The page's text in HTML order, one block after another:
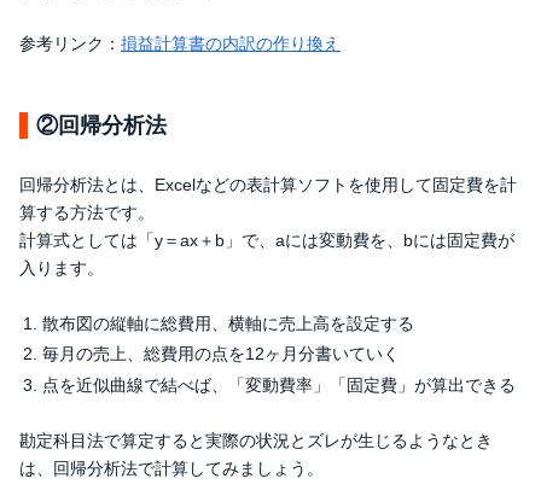
参考リンク： 損益計算書の内訳の作り換え
②回帰分析法
回帰分析法とは、Excelなどの表計算ソフトを使用して固定費を計
算する方法です。
計算式としては「y＝ax＋b」で、aには変動費を、bには固定費が
入ります。
散布図の縦軸に総費用、横軸に売上高を設定する
毎月の売上、総費用の点を12ヶ月分書いていく
点を近似曲線で結べば、「変動費率」「固定費」が算出できる
勘定科目法で算定すると実際の状況とズレが生じるようなとき
は、回帰分析法で計算してみましょう。